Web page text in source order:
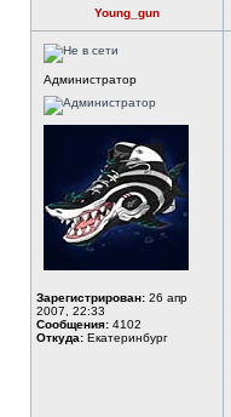
Young_gun
Администратор
Зарегистрирован: 26 апр
2007, 22:33
Сообщения: 4102
Откуда: Екатеринбург